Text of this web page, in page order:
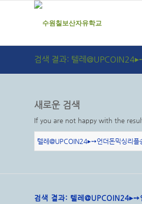
검색 결과: 텔레
새로운 검색
If you are not happy with the
검색 결과: 텔레@UPCOIN24▸➙